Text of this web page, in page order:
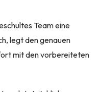
Team eine
legt den genauen
mit den vorbereiteten